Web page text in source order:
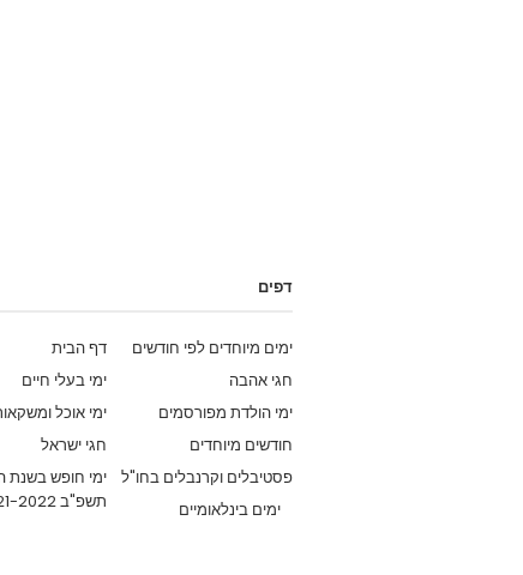
דפים
דף הבית
ימים מיוחדים לפי חודשים
ימי בעלי חיים
חגי אהבה
ימי אוכל
ימי הולדת מפורסמים
חגי ישראל
חודשים מיוחדים
ימי חופש בשנת
תשפ"ב 2021-2022
פסטיבלים וקרנבלים בחו"ל
ימים בינלאומיים